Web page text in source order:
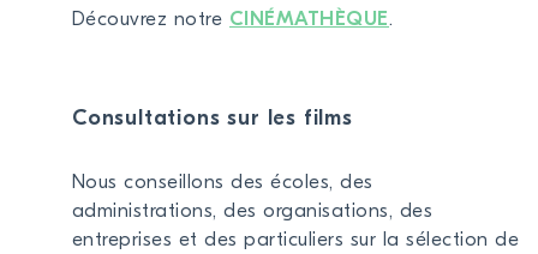
Découvrez notre CINÉMATHÈQUE.
Consultations sur les films
Nous conseillons des écoles, des
administrations, des organisations, des
entreprises et des particuliers sur la sélection de